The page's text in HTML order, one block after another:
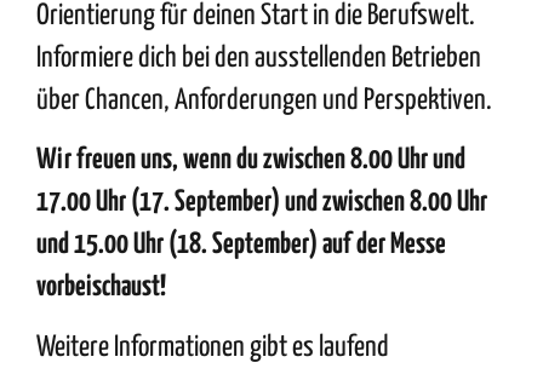
Orientierung für deinen Start in die Berufswelt.
Informiere dich bei den ausstellenden Betrieben
über Chancen, Anforderungen und Perspektiven.
Wir freuen uns, wenn du zwischen 8.00 Uhr und
17.00 Uhr (17. September) und zwischen 8.00 Uhr
und 15.00 Uhr (18. September) auf der Messe
vorbeischaust!
Weitere Informationen gibt es laufend